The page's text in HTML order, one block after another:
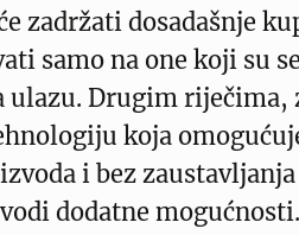
zadržati dosadašnje
samo na one koji su
Drugim riječima,
koja
i bez
dodatne mogućnosti.